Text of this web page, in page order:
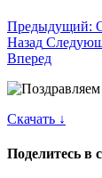
Предыдущий:
Назад
Вперед
Скачать ↓
Поделитесь в